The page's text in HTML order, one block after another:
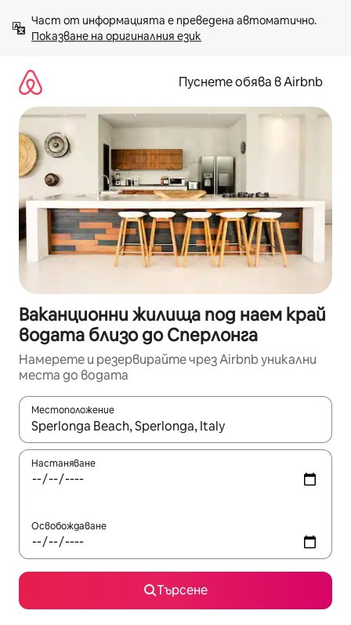
към
съдържанието
Показване на оригиналния език
Пуснете обява в Airbnb
Ваканционни жилища под наем край
водата близо до Сперлонга
Намерете и резервирайте чрез Airbnb уникални
места до водата
Местоположение
Когато резултатите се покажат, използвайте
Настаняване
Освобождаване
Търсене